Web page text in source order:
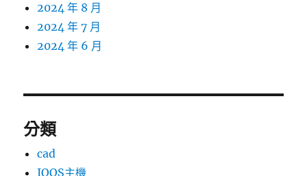
2024 年 8 月
2024 年 7 月
2024 年 6 月
分類
cad
IQOS主機